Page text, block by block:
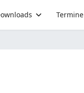
Termine